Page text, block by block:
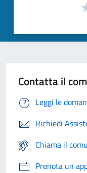
Contatta il
Leggi le
Richiedi
Chiama il
Prenota un